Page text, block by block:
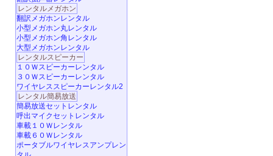
レンタルメガホン
翻訳メガホンレンタル
小型メガホン丸レンタル
小型メガホン角レンタル
大型メガホンレンタル
レンタルスピーカー
１０Ｗスピーカーレンタル
３０Ｗスピーカーレンタル
ワイヤレススピーカーレンタル2
レンタル簡易放送
簡易放送セットレンタル
呼出マイクセットレンタル
車載１０Ｗレンタル
車載６０Ｗレンタル
ポータブルワイヤレスアンプレン